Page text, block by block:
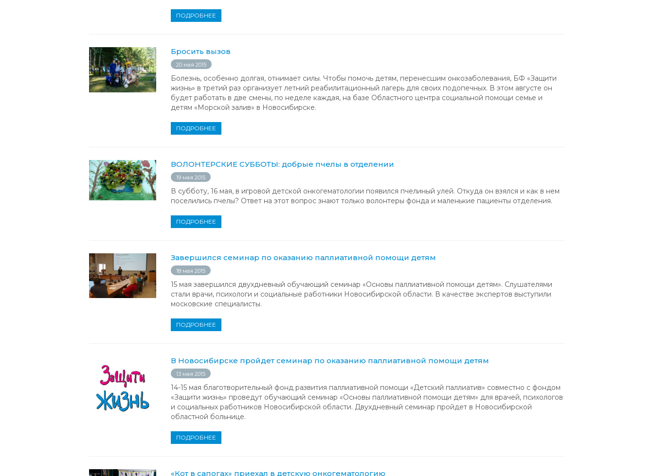
ПОДРОБНЕЕ
Бросить вызов
20 мая 2015
Болезнь, особенно долгая, отнимает силы. Чтобы помочь детям, перенесшим онкозаболевания, БФ «Защити
жизнь» в третий раз организует летний реабилитационный лагерь для своих подопечных. В этом августе он
будет работать в две смены, по неделе каждая, на базе Областного центра социальной помощи семье и
детям «Морской залив» в Новосибирске.
ПОДРОБНЕЕ
ВОЛОНТЕРСКИЕ СУББОТЫ: добрые пчелы в отделении
19 мая 2015
В субботу, 16 мая, в игровой детской онкогематологии появился пчелиный улей. Откуда он взялся и как в нем
поселились пчелы? Ответ на этот вопрос знают только волонтеры фонда и маленькие пациенты отделения.
ПОДРОБНЕЕ
Завершился семинар по оказанию паллиативной помощи детям
18 мая 2015
15 мая завершился двухдневный обучающий семинар «Основы паллиативной помощи детям». Слушателями
стали врачи, психологи и социальные работники Новосибирской области. В качестве экспертов выступили
московские специалисты.
ПОДРОБНЕЕ
В Новосибирске пройдет семинар по оказанию паллиативной помощи детям
13 мая 2015
14-15 мая благотворительный фонд развития паллиативной помощи «Детский паллиатив» совместно с фондом
«Защити жизнь» проведут обучающий семинар «Основы паллиативной помощи детям» для врачей, психологов
и социальных работников Новосибирской области. Двухдневный семинар пройдет в Новосибирской
областной больнице.
ПОДРОБНЕЕ
«Кот в сапогах» приехал в детскую онкогематологию